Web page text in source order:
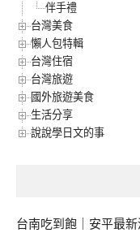
伴手禮
台灣美食
懶人包特輯
台灣住宿
台灣旅遊
國外旅遊美食
生活分享
說說學日文的事
台南吃到飽｜安平最